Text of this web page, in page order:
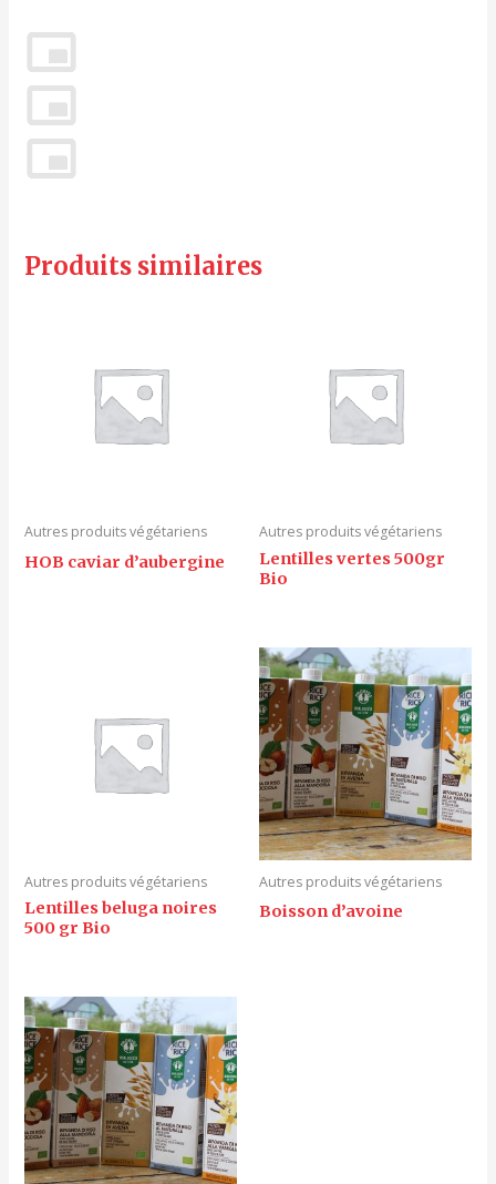
Produits similaires
Autres produits végétariens
HOB caviar d’aubergine
Autres produits végétariens
Lentilles vertes 500gr
Bio
Autres produits végétariens
Lentilles beluga noires
500 gr Bio
Autres produits végétariens
Boisson d’avoine